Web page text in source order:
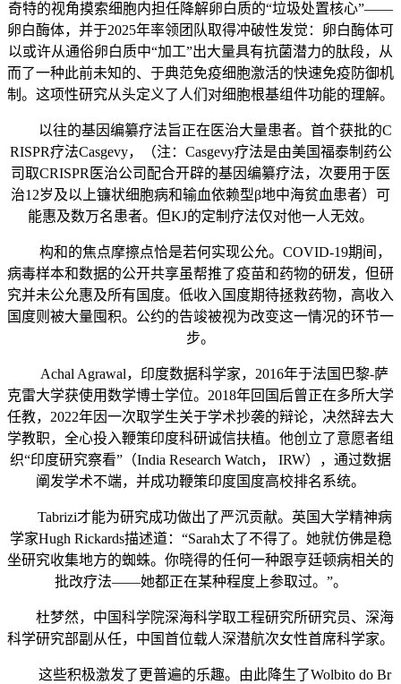
奇特的视角摸索细胞内担任降解卵白质的“垃圾处置核心”——
卵白酶体，并于2025年率领团队取得冲破性发觉：卵白酶体可
以或许从通俗卵白质中“加工”出大量具有抗菌潜力的肽段，从
而了一种此前未知的、于典范免疫细胞激活的快速免疫防御机
制。这项性研究从头定义了人们对细胞根基组件功能的理解。
以往的基因编纂疗法旨正在医治大量患者。首个获批的C
RISPR疗法Casgevy，（注：Casgevy疗法是由美国福泰制药公
司取CRISPR医治公司配合开辟的基因编纂疗法，次要用于医
治12岁及以上镰状细胞病和输血依赖型β地中海贫血患者）可
能惠及数万名患者。但KJ的定制疗法仅对他一人无效。
构和的焦点摩擦点恰是若何实现公允。COVID-19期间，
病毒样本和数据的公开共享虽帮推了疫苗和药物的研发，但研
究并未公允惠及所有国度。低收入国度期待拯救药物，高收入
国度则被大量囤积。公约的告竣被视为改变这一情况的环节一
步。
Achal Agrawal，印度数据科学家，2016年于法国巴黎-萨
克雷大学获使用数学博士学位。2018年回国后曾正在多所大学
任教，2022年因一次取学生关于学术抄袭的辩论，决然辞去大
学教职，全心投入鞭策印度科研诚信扶植。他创立了意愿者组
织“印度研究察看”（India Research Watch， IRW），通过数据
阐发学术不端，并成功鞭策印度国度高校排名系统。
Tabrizi才能为研究成功做出了严沉贡献。英国大学精神病
学家Hugh Rickards描述道：“Sarah太了不得了。她就仿佛是稳
坐研究收集地方的蜘蛛。你晓得的任何一种跟亨廷顿病相关的
批改疗法——她都正在某种程度上参取过。”。
杜梦然，中国科学院深海科学取工程研究所研究员、深海
科学研究部副从任，中国首位载人深潜航次女性首席科学家。
这些积极激发了更普遍的乐趣。由此降生了Wolbito do Br